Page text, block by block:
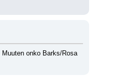
onko Barks/Rosa